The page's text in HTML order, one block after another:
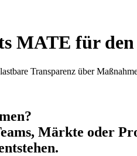
MATE für
Transparenz über
Märkte oder